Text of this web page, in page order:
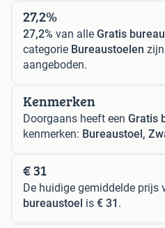
27,2%
27,2% van alle Gratis
categorie Bureaustoelen
aangeboden.
Kenmerken
Doorgaans heeft een Gratis
kenmerken: Bureaustoel,
€ 31
De huidige gemiddelde prijs
bureaustoel is € 31 .